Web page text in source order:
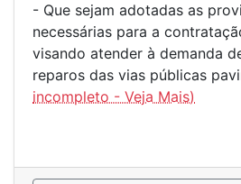
- Que sejam adotadas as
necessárias para a
visando atender à demanda
reparos das vias públicas